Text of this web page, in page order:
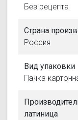
Без рецепта
Страна
Россия
Вид упаковки
Пачка
латиница